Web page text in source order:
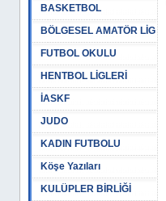
BASKETBOL
BÖLGESEL AMATÖR LİG
FUTBOL OKULU
HENTBOL LİGLERİ
İASKF
JUDO
KADIN FUTBOLU
Köşe Yazıları
KULÜPLER BİRLİĞİ